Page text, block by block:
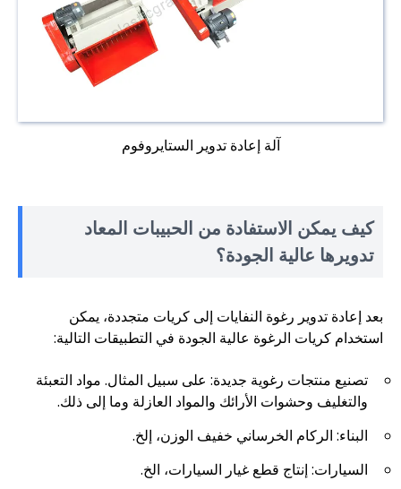
آلة إعادة تدوير الستايروفوم
كيف يمكن الاستفادة من الحبيبات المعاد
تدويرها عالية الجودة؟
بعد إعادة تدوير رغوة النفايات إلى كريات متجددة، يمكن
استخدام كريات الرغوة عالية الجودة في التطبيقات التالية:
تصنيع منتجات رغوية جديدة: على سبيل المثال. مواد التعبئة
والتغليف وحشوات الأرائك والمواد العازلة وما إلى ذلك.
البناء: الركام الخرساني خفيف الوزن، إلخ.
السيارات: إنتاج قطع غيار السيارات، الخ.